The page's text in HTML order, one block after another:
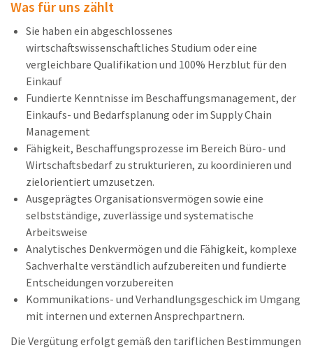
Was für uns zählt
Sie haben ein abgeschlossenes
wirtschaftswissenschaftliches Studium oder eine
vergleichbare Qualifikation und 100% Herzblut für den
Einkauf
Fundierte Kenntnisse im Beschaffungsmanagement, der
Einkaufs- und Bedarfsplanung oder im Supply Chain
Management
Fähigkeit, Beschaffungsprozesse im Bereich Büro- und
Wirtschaftsbedarf zu strukturieren, zu koordinieren und
zielorientiert umzusetzen.
Ausgeprägtes Organisationsvermögen sowie eine
selbstständige, zuverlässige und systematische
Arbeitsweise
Analytisches Denkvermögen und die Fähigkeit, komplexe
Sachverhalte verständlich aufzubereiten und fundierte
Entscheidungen vorzubereiten
Kommunikations- und Verhandlungsgeschick im Umgang
mit internen und externen Ansprechpartnern.
Die Vergütung erfolgt gemäß den tariflichen Bestimmungen